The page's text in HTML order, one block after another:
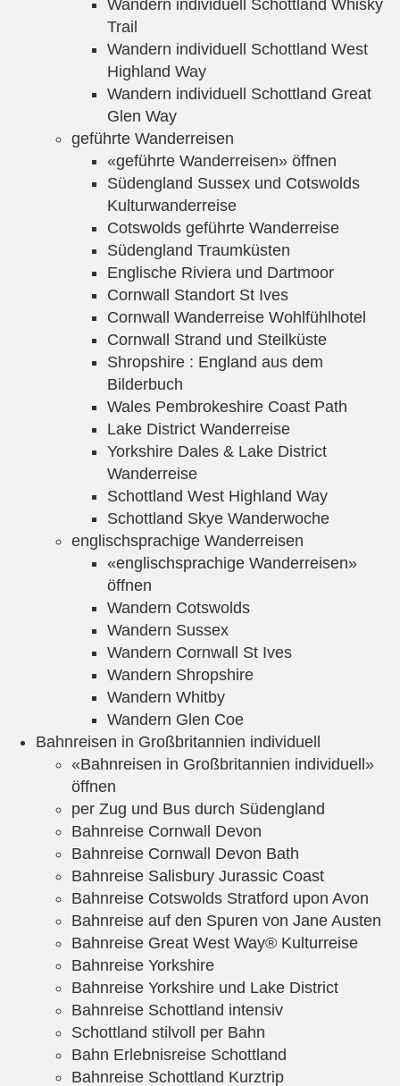
Wandern individuell Schottland Whisky
Trail
Wandern individuell Schottland West
Highland Way
Wandern individuell Schottland Great
Glen Way
geführte Wanderreisen
«geführte Wanderreisen» öffnen
Südengland Sussex und Cotswolds
Kulturwanderreise
Cotswolds geführte Wanderreise
Südengland Traumküsten
Englische Riviera und Dartmoor
Cornwall Standort St Ives
Cornwall Wanderreise Wohlfühlhotel
Cornwall Strand und Steilküste
Shropshire : England aus dem
Bilderbuch
Wales Pembrokeshire Coast Path
Lake District Wanderreise
Yorkshire Dales & Lake District
Wanderreise
Schottland West Highland Way
Schottland Skye Wanderwoche
englischsprachige Wanderreisen
«englischsprachige Wanderreisen»
öffnen
Wandern Cotswolds
Wandern Sussex
Wandern Cornwall St Ives
Wandern Shropshire
Wandern Whitby
Wandern Glen Coe
Bahnreisen in Großbritannien individuell
«Bahnreisen in Großbritannien individuell»
öffnen
per Zug und Bus durch Südengland
Bahnreise Cornwall Devon
Bahnreise Cornwall Devon Bath
Bahnreise Salisbury Jurassic Coast
Bahnreise Cotswolds Stratford upon Avon
Bahnreise auf den Spuren von Jane Austen
Bahnreise Great West Way® Kulturreise
Bahnreise Yorkshire
Bahnreise Yorkshire und Lake District
Bahnreise Schottland intensiv
Schottland stilvoll per Bahn
Bahn Erlebnisreise Schottland
Bahnreise Schottland Kurztrip